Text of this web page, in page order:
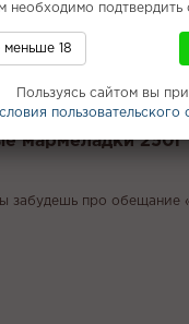
Спрей
Уголь
Вам может
мармеладки 250г
забудешь про обещание
необходимо
меньше 18
Пользуясь сайтом вы
пользовательского